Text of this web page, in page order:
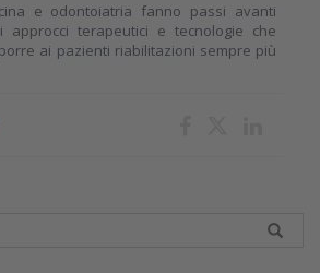
e odontoiatria fanno passi avanti
approcci terapeutici e tecnologie che
ai pazienti riabilitazioni sempre più